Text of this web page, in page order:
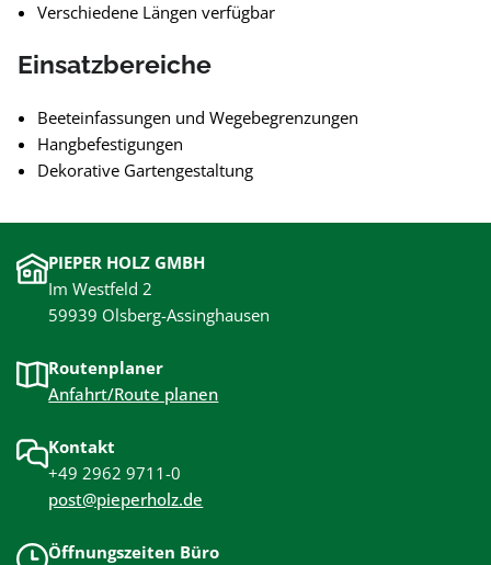
Verschiedene Längen verfügbar
Einsatzbereiche
Beeteinfassungen und Wegebegrenzungen
Hangbefestigungen
Dekorative Gartengestaltung
PIEPER HOLZ GMBH
Im Westfeld 2
59939 Olsberg-Assinghausen
Routenplaner
Anfahrt/Route planen
Kontakt
+49 2962 9711-0
post@pieperholz.de
Öffnungszeiten Büro